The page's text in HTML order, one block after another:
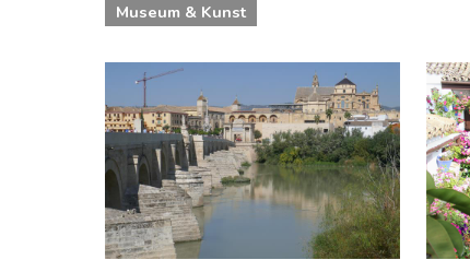
Museum & Kunst